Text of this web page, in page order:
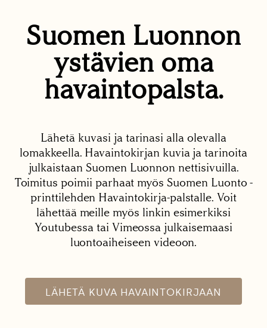
Suomen Luonnon
ystävien oma
havaintopalsta.
Lähetä kuvasi ja tarinasi alla olevalla
lomakkeella. Havaintokirjan kuvia ja tarinoita
julkaistaan Suomen Luonnon nettisivuilla.
Toimitus poimii parhaat myös Suomen Luonto -
printtilehden Havaintokirja-palstalle. Voit
lähettää meille myös linkin esimerkiksi
Youtubessa tai Vimeossa julkaisemaasi
luontoaiheiseen videoon.
LÄHETÄ KUVA HAVAINTOKIRJAAN